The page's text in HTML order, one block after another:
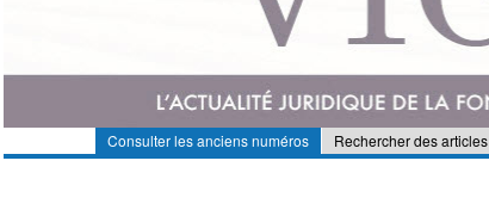
Consulter les anciens numéros Rechercher des articles